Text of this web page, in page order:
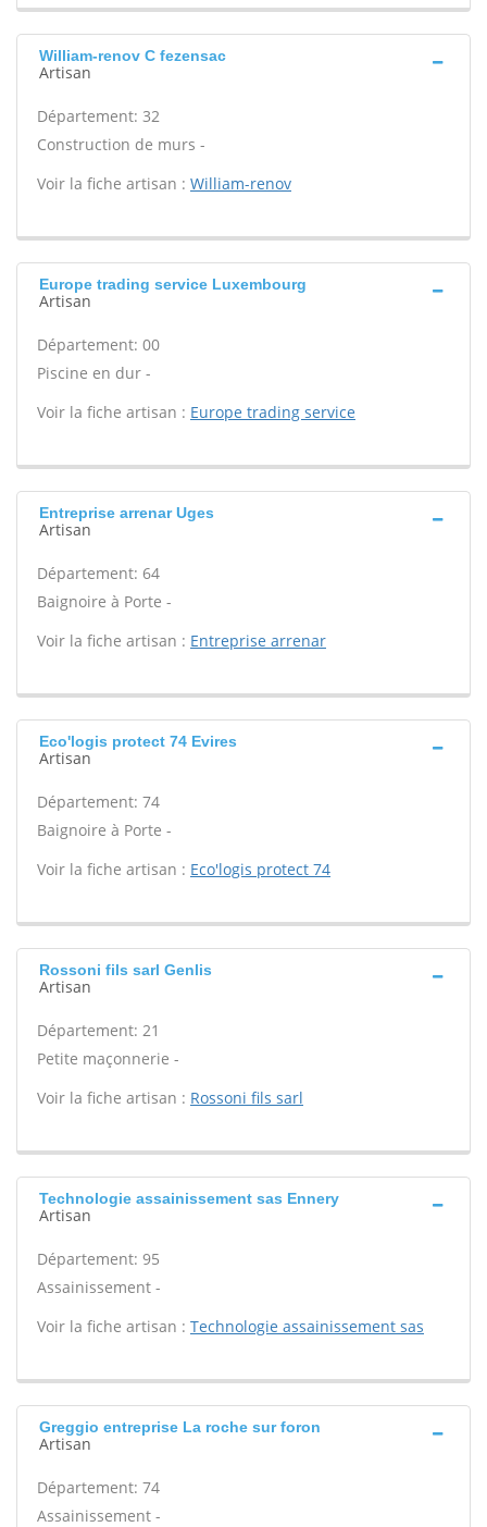
William-renov C fezensac
Artisan
Département: 32
Construction de murs -
Voir la fiche artisan : William-renov
Europe trading service Luxembourg
Artisan
Département: 00
Piscine en dur -
Voir la fiche artisan : Europe trading service
Entreprise arrenar Uges
Artisan
Département: 64
Baignoire à Porte -
Voir la fiche artisan : Entreprise arrenar
Eco'logis protect 74 Evires
Artisan
Département: 74
Baignoire à Porte -
Voir la fiche artisan : Eco'logis protect 74
Rossoni fils sarl Genlis
Artisan
Département: 21
Petite maçonnerie -
Voir la fiche artisan : Rossoni fils sarl
Technologie assainissement sas Ennery
Artisan
Département: 95
Assainissement -
Voir la fiche artisan : Technologie assainissement sas
Greggio entreprise La roche sur foron
Artisan
Département: 74
Assainissement -